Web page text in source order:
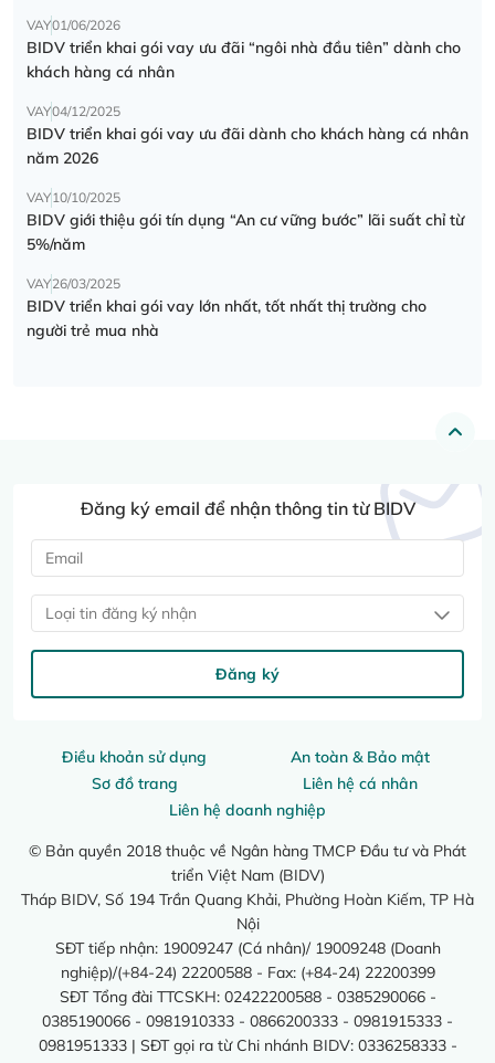
VAY01/06/2026
BIDV triển khai gói vay ưu đãi “ngôi nhà đầu tiên” dành cho
khách hàng cá nhân
VAY04/12/2025
BIDV triển khai gói vay ưu đãi dành cho khách hàng cá nhân
năm 2026
VAY10/10/2025
BIDV giới thiệu gói tín dụng “An cư vững bước” lãi suất chỉ từ
5%/năm
VAY26/03/2025
BIDV triển khai gói vay lớn nhất, tốt nhất thị trường cho
người trẻ mua nhà
Điều khoản sử dụng
An toàn & Bảo mật
Sơ đồ trang
Liên hệ cá nhân
Liên hệ doanh nghiệp
© Bản quyền 2018 thuộc về Ngân hàng TMCP Đầu tư và Phát
triển Việt Nam (BIDV)
Tháp BIDV, Số 194 Trần Quang Khải, Phường Hoàn Kiếm, TP Hà
Nội
SĐT tiếp nhận: 19009247 (Cá nhân)/ 19009248 (Doanh
nghiệp)/(+84-24) 22200588 - Fax: (+84-24) 22200399
SĐT Tổng đài TTCSKH: 02422200588 - 0385290066 -
0385190066 - 0981910333 - 0866200333 - 0981915333 -
0981951333 | SĐT gọi ra từ Chi nhánh BIDV: 0336258333 -
Đăng ký email để nhận thông tin từ BIDV
Loại tin đăng ký nhận
Đăng ký